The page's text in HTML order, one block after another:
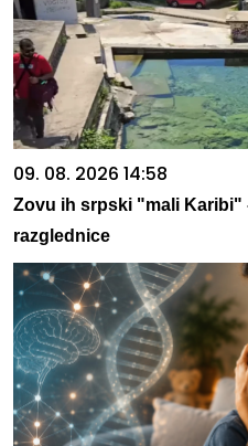
09. 08. 2026 14:58
Zovu ih srpski "mali Karibi"
razglednice